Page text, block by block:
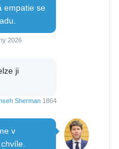
empatie se
2026
ji
Sherman 1864
v